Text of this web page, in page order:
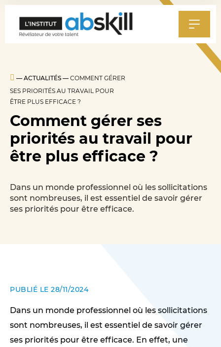
— ACTUALITÉS — COMMENT GÉRER
SES PRIORITÉS AU TRAVAIL POUR
ÊTRE PLUS EFFICACE ?
Comment gérer ses
priorités au travail pour
être plus efficace ?
Dans un monde professionnel où les sollicitations
sont nombreuses, il est essentiel de savoir gérer
ses priorités pour être efficace.
PUBLIÉ LE 28/11/2024
Dans un monde professionnel où les sollicitations
sont nombreuses, il est essentiel de savoir gérer
ses priorités pour être efficace. En effet, une